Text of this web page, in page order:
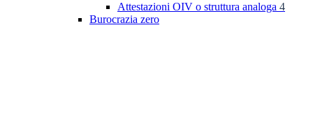
Attestazioni OIV o struttura analoga 4
Burocrazia zero